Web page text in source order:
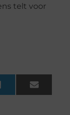
telt voor
LinkedIn Email